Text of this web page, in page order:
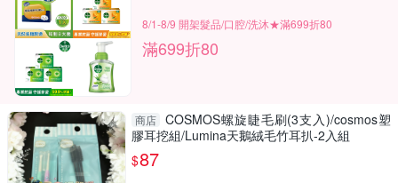
8/1-8/9 開架髮品/口腔/洗沐★滿699折80
滿699折80
商店 COSMOS螺旋睫毛刷(3支入)/cosmos塑
膠耳挖組/Lumina天鵝絨毛竹耳扒-2入組
$87